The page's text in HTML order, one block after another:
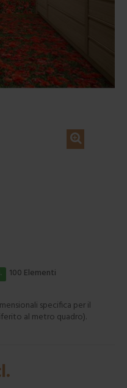
100 Elementi
specifica per il
al metro quadro).